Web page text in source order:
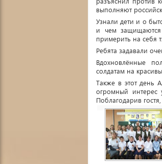
выполняют
Узнали дети и о
и чем защищаются
примерить на себя
Ребята задавали
Вдохновлённые
солдатам на
Также в этот день
огромный интерес
Поблагодарив